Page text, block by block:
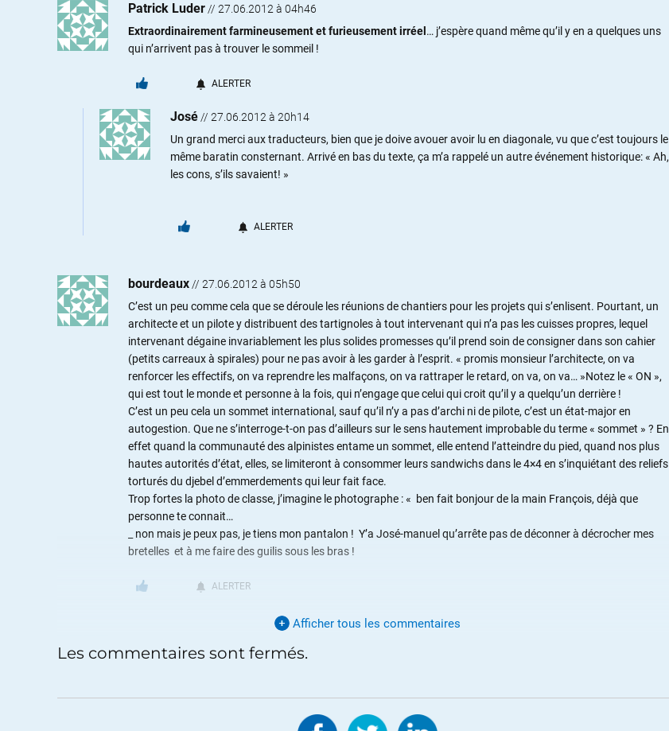
Patrick Luder // 27.06.2012 à 04h46
Extraordinairement farmineusement et furieusement irréel … j’espère quand même qu’il y en a quelques uns
qui n’arrivent pas à trouver le sommeil !
ALERTER
José // 27.06.2012 à 20h14
Un grand merci aux traducteurs, bien que je doive avouer avoir lu en diagonale, vu que c’est toujours le
même baratin consternant. Arrivé en bas du texte, ça m’a rappelé un autre événement historique: « Ah,
les cons, s’ils savaient! »
ALERTER
bourdeaux // 27.06.2012 à 05h50
C’est un peu comme cela que se déroule les réunions de chantiers pour les projets qui s’enlisent. Pourtant, un
architecte et un pilote y distribuent des tartignoles à tout intervenant qui n’a pas les cuisses propres, lequel
intervenant dégaine invariablement les plus solides promesses qu’il prend soin de consigner dans son cahier
(petits carreaux à spirales) pour ne pas avoir à les garder à l’esprit. « promis monsieur l’architecte, on va
renforcer les effectifs, on va reprendre les malfaçons, on va rattraper le retard, on va, on va… »Notez le « ON »,
qui est tout le monde et personne à la fois, qui n’engage que celui qui croit qu’il y a quelqu’un derrière !
C’est un peu cela un sommet international, sauf qu’il n’y a pas d’archi ni de pilote, c’est un état-major en
autogestion. Que ne s’interroge-t-on pas d’ailleurs sur le sens hautement improbable du terme « sommet » ? En
effet quand la communauté des alpinistes entame un sommet, elle entend l’atteindre du pied, quand nos plus
hautes autorités d’état, elles, se limiteront à consommer leurs sandwichs dans le 4×4 en s’inquiétant des reliefs
torturés du djebel d’emmerdements qui leur fait face.
Trop fortes la photo de classe, j’imagine le photographe : « ben fait bonjour de la main François, déjà que
personne te connait…
_ non mais je peux pas, je tiens mon pantalon ! Y’a José-manuel qu’arrête pas de déconner à décrocher mes
bretelles et à me faire des guilis sous les bras !
ALERTER
ALERTER
Afficher tous les commentaires
Les commentaires sont fermés.